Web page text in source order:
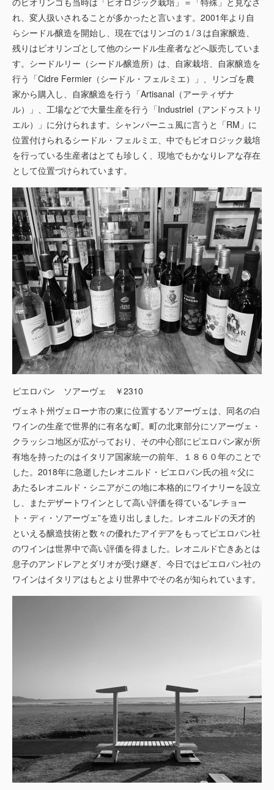
れ、変人扱いされることが多かったと言います。2001年より自
らシードル醸造を開始し、現在ではリンゴの１/３は自家醸造、
残りはビオリンゴとして他のシードル生産者などへ販売していま
す。シードルリー（シードル醸造所）は、自家栽培、自家醸造を
行う「Cidre Fermier（シードル・フェルミエ）」、リンゴを農
家から購入し、自家醸造を行う「Artisanal（アーティザナ
ル）」、工場などで大量生産を行う「Industriel（アンドゥストリ
エル）」に分けられます。シャンパーニュ風に言うと「RM」に
位置付けられるシードル・フェルミエ、中でもビオロジック栽培
を行っている生産者はとても珍しく、現地でもかなりレアな存在
として位置づけられています。
ピエロパン ソアーヴェ ￥2310
ヴェネト州ヴェローナ市の東に位置するソアーヴェは、同名の白
ワインの生産で世界的に有名な町。町の北東部分にソアーヴェ・
クラッシコ地区が広がっており、その中心部にピエロパン家が所
有地を持ったのはイタリア国家統一の前年、１８６０年のことで
した。2018年に急逝したレオニルド・ピエロパン氏の祖々父に
あたるレオニルド・シニアがこの地に本格的にワイナリーを設立
し、またデザートワインとして高い評価を得ている”レチョー
ト・ディ・ソアーヴェ”を造り出しました。レオニルドの天才的
といえる醸造技術と数々の優れたアイデアをもってピエロパン社
のワインは世界中で高い評価を得ました。レオニルド亡きあとは
息子のアンドレアとダリオが受け継ぎ、今日ではピエロパン社の
ワインはイタリアはもとより世界中でその名が知られています。